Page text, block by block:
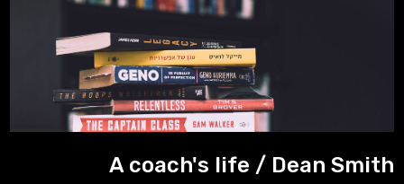
A coach's life / Dean Smith